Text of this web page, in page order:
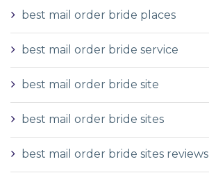
best mail order bride places
best mail order bride service
best mail order bride site
best mail order bride sites
best mail order bride sites reviews